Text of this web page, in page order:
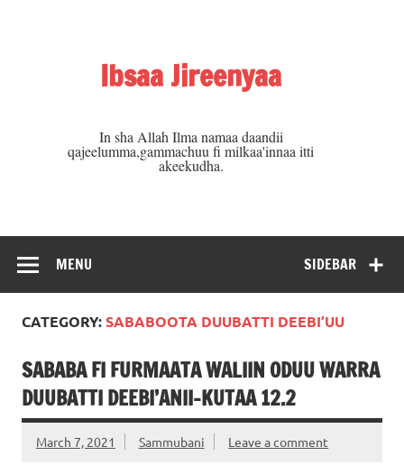
Ibsaa Jireenyaa
In sha Allah Ilma namaa daandii
qajeelumma,gammachuu fi milkaa'innaa itti
akeekudha.
SIDEBAR
MENU
CATEGORY:SABABOOTA DUUBATTI DEEBI’UU
SABABA FI FURMAATA WALIIN ODUU WARRA
DUUBATTI DEEBI’ANII-KUTAA 12.2
March 7, 2021 Sammubani Leave a comment